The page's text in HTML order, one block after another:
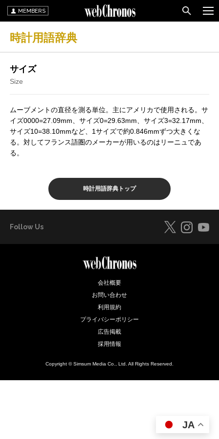
MEMBERS
時計用語辞典
サイズ
Size
ムーブメントの直径を測る単位。主にアメリカで使用される。サ
イズ0000=27.09mm、サイズ0=29.63mm、サイズ3=32.17mm、
サイズ10=38.10mmなど、1サイズで約0.846mmずつ大きくな
る。対してフランス語圏のメーカーが用いるのはリーニュであ
る。
時計用語辞典トップ
Follow Us
会社概要
お問い合わせ
利用規約
プライバシーポリシー
広告掲載
採用情報
Copyright © Simsum Media Co., Ltd. All Rights Reserved.
JA